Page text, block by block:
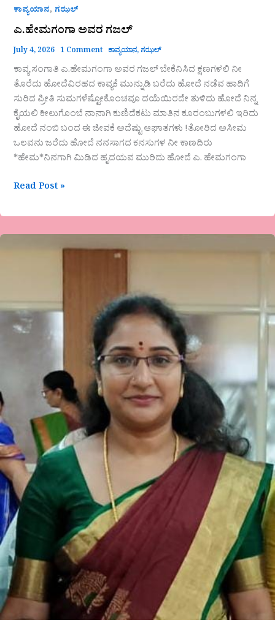
ಕಾವ್ಯಯಾನ, ಗಝಲ್
ಎ.ಹೇಮಗಂಗಾ ಅವರ ಗಜಲ್
July 4, 2026 1 Comment ಕಾವ್ಯಯಾನ, ಗಝಲ್
ಕಾವ್ಯ ಸಂಗಾತಿ ಎ.ಹೇಮಗಂಗಾ ಅವರ ಗಜಲ್ ಬೇಕೆನಿಸಿದ ಕ್ಷಣಗಳಲಿ ನೀ
ತೊರೆದು ಹೋದೆವಿರಹದ ಕಾವ್ಯಕೆ ಮುನ್ನುಡಿ ಬರೆದು ಹೋದೆ ನಡೆವ ಹಾದಿಗೆ
ಸುರಿದ ಪ್ರೀತಿ ಸುಮಗಳೆಷ್ಟೋಕೊಂಚವೂ ದಯೆಯಿರದೇ ತುಳಿದು ಹೋದೆ ನಿನ್ನ
ಕೈಯಲಿ ಕೀಲುಗೊಂಬೆ ನಾನಾಗಿ ಕುಣಿದೆಕಟು ಮಾತಿನ ಕೂರಂಬುಗಳಲಿ ಇರಿದು
ಹೋದೆ ನಂಬಿ ಬಂದ ಈ ಜೀವಕೆ ಅದೆಷ್ಟು ಆಘಾತಗಳು !ತೋರಿದ ಅಸೀಮ
ಒಲವನು ಜರೆದು ಹೋದೆ ನನಸಾಗದ ಕನಸುಗಳ ನೀ ಕಾಣದಿರು
*ಹೇಮ*ನಿನಗಾಗಿ ಮಿಡಿದ ಹೃದಯವ ಮುರಿದು ಹೋದೆ ಎ. ಹೇಮಗಂಗಾ
Read Post »